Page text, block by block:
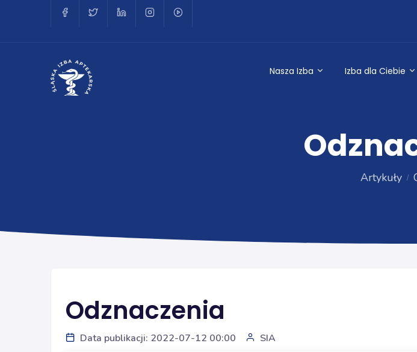
Nasza Izba Izba dla Ciebie
Artykuły
Odznaczenia
Data publikacji: 2022-07-12 00:00 SIA